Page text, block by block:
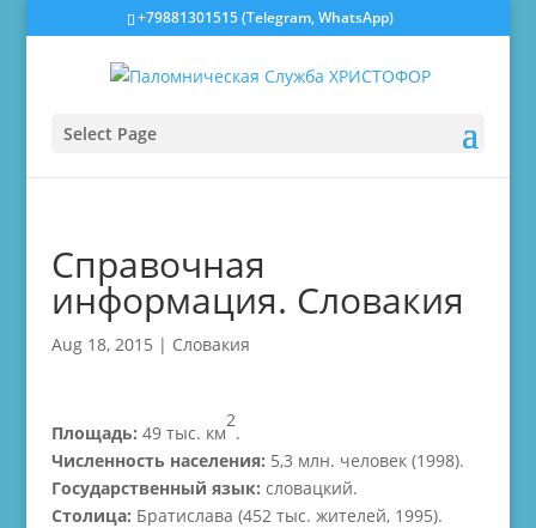
‎+79881301515 (Telegram, WhatsApp)
Select Page
Справочная
информация. Словакия
Aug 18, 2015 | Словакия
Площадь: 49 тыс. км
2
.
Численность населения: 5,3 млн. человек (1998).
Государственный язык: словацкий.
Столица: Братислава (452 тыс. жителей, 1995).